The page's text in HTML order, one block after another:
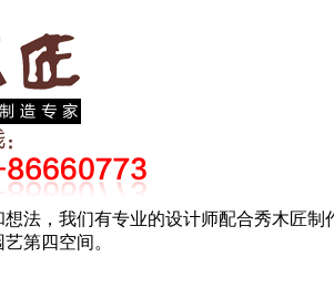
法，我们有专业的设计师配合秀木匠制
第四空间。